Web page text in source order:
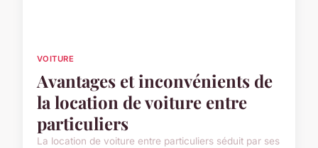
VOITURE
Avantages et inconvénients de
la location de voiture entre
particuliers
La location de voiture entre particuliers séduit par ses